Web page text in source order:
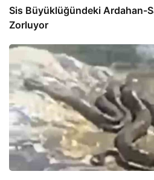
Sis Büyüklüğündeki Ardahan-
Zorluyor